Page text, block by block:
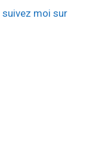
suivez moi sur